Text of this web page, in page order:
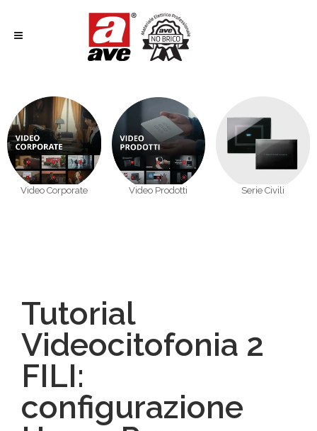
Video Corporate Video Prodotti Serie Civili
Tutorial
Videocitofonia 2
FILI:
configurazione